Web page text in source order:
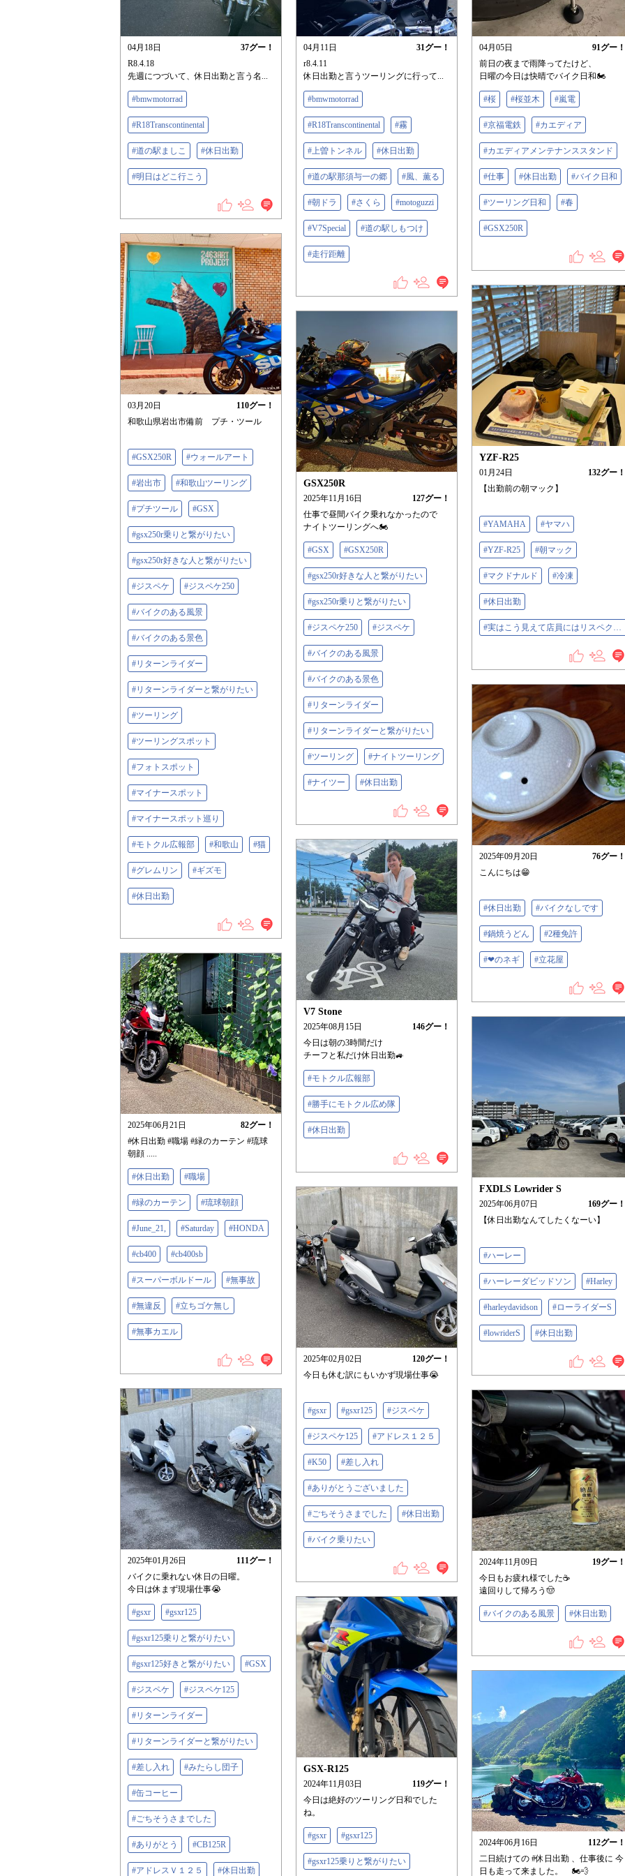
04月18日 37グー！
R8.4.18
先週につづいて、休日出勤と言う名...
#bmwmotorrad
#R18Transcontinental
#道の駅ましこ #休日出勤
#明日はどこ行こう
04月11日 31グー！
r8.4.11
休日出勤と言うツーリングに行って...
#bmwmotorrad
#R18Transcontinental #霧
#上曽トンネル #休日出勤
#道の駅那須与一の郷 #風、薫る
#朝ドラ #さくら #motoguzzi
#V7Special #道の駅しもつけ
#走行距離
04月05日 91グー！
前日の夜まで雨降ってたけど、
日曜の今日は快晴でバイク日和🏍️
#桜 #桜並木 #嵐電
#京福電鉄 #カエディア
#カエディアメンテナンススタンド
#仕事 #休日出勤 #バイク日和
#ツーリング日和 #春
#GSX250R
03月20日 110グー！
和歌山県岩出市備前 プチ・ツール
#GSX250R #ウォールアート
#岩出市 #和歌山ツーリング
#プチツール #GSX
#gsx250r乗りと繋がりたい
#gsx250r好きな人と繋がりたい
#ジスペケ #ジスペケ250
#バイクのある風景
#バイクのある景色
#リターンライダー
#リターンライダーと繋がりたい
#ツーリング
#ツーリングスポット
#フォトスポット
#マイナースポット
#マイナースポット巡り
#モトクル広報部 #和歌山 #猫
#グレムリン #ギズモ
#休日出勤
YZF-R25
01月24日 132グー！
【出勤前の朝マック】
#YAMAHA #ヤマハ
#YZF-R25 #朝マック
#マクドナルド #冷凍
#休日出勤
#実はこう見えて店員にはリスペクトしている
GSX250R
2025年11月16日 127グー！
仕事で昼間バイク乗れなかったので
ナイトツーリングへ🏍️
#GSX #GSX250R
#gsx250r好きな人と繋がりたい
#gsx250r乗りと繋がりたい
#ジスペケ250 #ジスペケ
#バイクのある風景
#バイクのある景色
#リターンライダー
#リターンライダーと繋がりたい
#ツーリング #ナイトツーリング
#ナイツー #休日出勤
2025年09月20日 76グー！
こんにちは😁
#休日出勤 #バイクなしです
#鍋焼うどん #2種免許
#❤のネギ #立花屋
V7 Stone
2025年08月15日 146グー！
今日は朝の3時間だけ
チーフと私だけ休日出勤🚙
#モトクル広報部
#勝手にモトクル広め隊
#休日出勤
2025年06月21日 82グー！
#休日出勤 #職場 #緑のカーテン #琉球
朝顔 .....
#休日出勤 #職場
#緑のカーテン #琉球朝顔
#June_21, #Saturday #HONDA
#cb400 #cb400sb
#スーパーボルドール #無事故
#無違反 #立ちゴケ無し
#無事カエル
FXDLS Lowrider S
2025年06月07日 169グー！
【休日出勤なんてしたくなーい】
#ハーレー
#ハーレーダビッドソン #Harley
#harleydavidson #ローライダーS
#lowriderS #休日出勤
2025年02月02日 120グー！
今日も休む訳にもいかず現場仕事😭
#gsxr #gsxr125 #ジスペケ
#ジスペケ125 #アドレス１２５
#K50 #差し入れ
#ありがとうございました
#ごちそうさまでした #休日出勤
#バイク乗りたい
2025年01月26日 111グー！
バイクに乗れない休日の日曜。
今日は休まず現場仕事😭
#gsxr #gsxr125
#gsxr125乗りと繋がりたい
#gsxr125好きと繋がりたい #GSX
#ジスペケ #ジスペケ125
#リターンライダー
#リターンライダーと繋がりたい
#差し入れ #みたらし団子
#缶コーヒー
#ごちそうさまでした
#ありがとう #CB125R
#アドレスＶ１２５ #休日出勤
2024年11月09日 19グー！
今日もお疲れ様でした☕
遠回りして帰ろう🤠
#バイクのある風景 #休日出勤
GSX-R125
2024年11月03日 119グー！
今日は絶好のツーリング日和でした
ね。
#gsxr #gsxr125
#gsxr125乗りと繋がりたい
2024年06月16日 112グー！
二日続けての #休日出勤 、仕事後に 今
日も走って来ました。 🏍💨